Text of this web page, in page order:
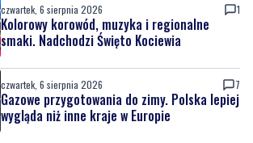
czwartek, 6 sierpnia 2026 1
Kolorowy korowód, muzyka i regionalne
smaki. Nadchodzi Święto Kociewia
czwartek, 6 sierpnia 2026 7
Gazowe przygotowania do zimy. Polska lepiej
wygląda niż inne kraje w Europie